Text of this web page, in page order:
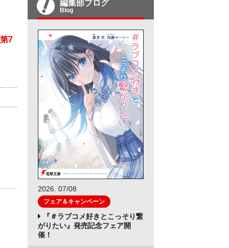
7
編集部ブログ
Blog
2026. 07/08
フェア＆キャンペーン
『＃ラブコメ好きとこっそり繋
がりたい』発売記念フェア開
催！